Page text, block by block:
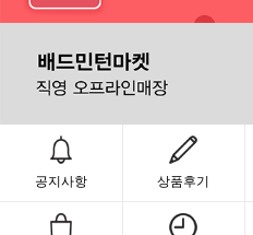
공지사항 상품후기